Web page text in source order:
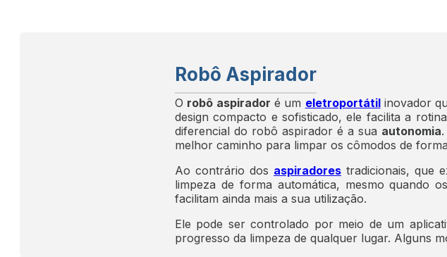
Ar-Condicionado
Coifas e Depuradores
Secadora de Roupa
Robô Aspirador
O robô aspirador é um eletroportátilinovador
design compacto e sofisticado, ele facilita a
diferencial do robô aspirador é a sua autonomia
melhor caminho para limpar os cômodos de
Ao contrário dos aspiradores tradicionais, que
limpeza de forma automática, mesmo quando
facilitam ainda mais a sua utilização.
Ele pode ser controlado por meio de um
progresso da limpeza de qualquer lugar. Alguns